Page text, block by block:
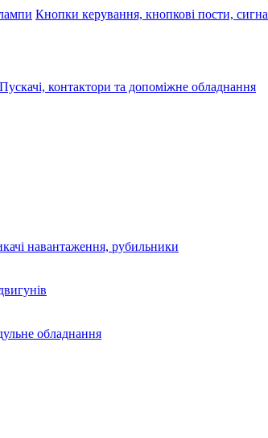
Кнопки керування, кнопкові пости,
Пускачі, контактори та допоміжне обладнання
навантаження, рубильники
обладнання